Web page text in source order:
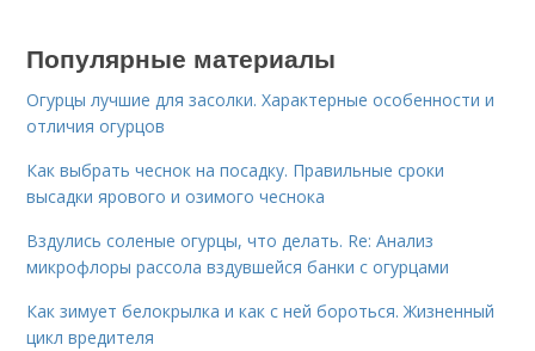
Популярные материалы
Огурцы лучшие для засолки. Характерные особенности и
отличия огурцов
Как выбрать чеснок на посадку. Правильные сроки
высадки ярового и озимого чеснока
Вздулись соленые огурцы, что делать. Re: Анализ
микрофлоры рассола вздувшейся банки с огурцами
Как зимует белокрылка и как с ней бороться. Жизненный
цикл вредителя